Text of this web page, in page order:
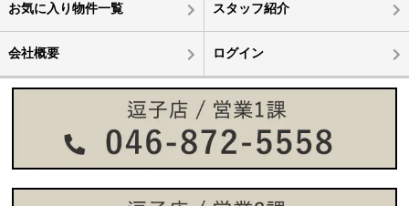
お気に入り物件一覧 スタッフ紹介
会社概要 ログイン